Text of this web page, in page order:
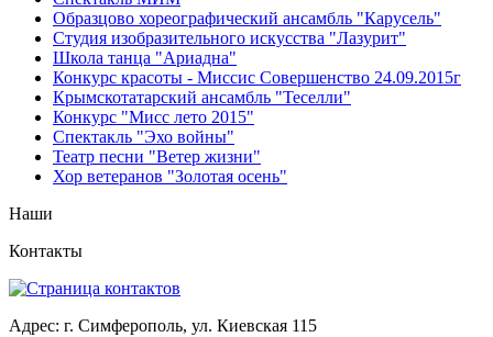
Образцово хореографический ансамбль "Карусель"
Студия изобразительного искусства "Лазурит"
Школа танца "Ариадна"
Конкурс красоты - Миссис Совершенство 24.09.2015г
Крымскотатарский ансамбль "Теселли"
Конкурс "Мисс лето 2015"
Спектакль "Эхо войны"
Театр песни "Ветер жизни"
Хор ветеранов "Золотая осень"
Наши
Контакты
Адрес: г. Симферополь, ул. Киевская 115